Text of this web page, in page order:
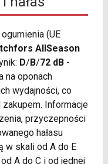
(UE
AllSeason
D/B/72 dB-
na oponach
wydajności, co
Informacje
przyczepności
hałasu
w skali od A do E
A do C i od jednej